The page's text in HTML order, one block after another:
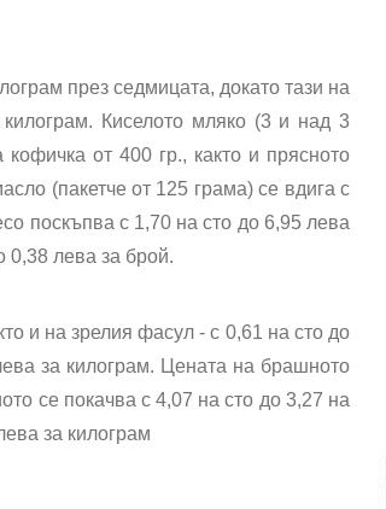
през седмицата, докато тази на
Киселото мляко (3 и над 3
от 400 гр., както и прясното
(пакетче от 125 грама) се вдига с
поскъпва с 1,70 на сто до 6,95 лева
0,38 лева за брой.
и на зрелия фасул - с 0,61 на сто до
за килограм. Цената на брашното
се покачва с 4,07 на сто до 3,27 на
за килограм